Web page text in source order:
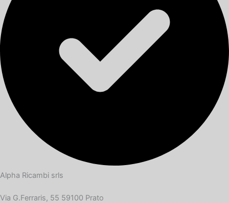
Alpha Ricambi srls
Via G.Ferraris, 55 59100 Prato